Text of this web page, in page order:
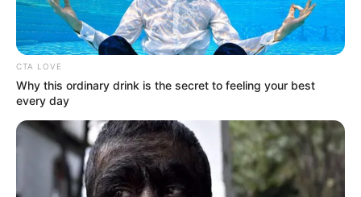
CTA LOVE
Why this ordinary drink is the secret to feeling your best
every day